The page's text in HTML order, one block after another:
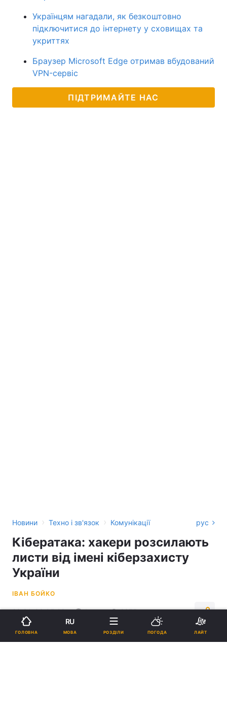
Українцям нагадали, як безкоштовно
підключитися до інтернету у сховищах та
укриттях
Браузер Microsoft Edge отримав вбудований
VPN-сервіс
ПІДТРИМАЙТЕ НАС
Новини › Техно і зв'язок › Комунікації рус
Кібератака: хакери розсилають
листи від імені кіберзахисту
України
ІВАН БОЙКО
23:31, 06.05.22 1 хв. 2375
Підпишіться на нас в Google
ГОЛОВНА
RU
МОВА РОЗДІЛИ ПОГОДА ЛАЙТ